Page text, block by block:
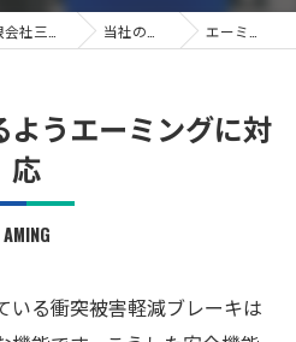
当社の特徴 エーミング
うエーミングに対
応
AMING
いる衝突被害軽減ブレーキは